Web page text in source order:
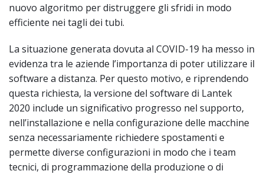
nuovo algoritmo per distruggere gli sfridi in modo
efficiente nei tagli dei tubi.
La situazione generata dovuta al COVID-19 ha messo in
evidenza tra le aziende l’importanza di poter utilizzare il
software a distanza. Per questo motivo, e riprendendo
questa richiesta, la versione del software di Lantek
2020 include un significativo progresso nel supporto,
nell’installazione e nella configurazione delle macchine
senza necessariamente richiedere spostamenti e
permette diverse configurazioni in modo che i team
tecnici, di programmazione della produzione o di